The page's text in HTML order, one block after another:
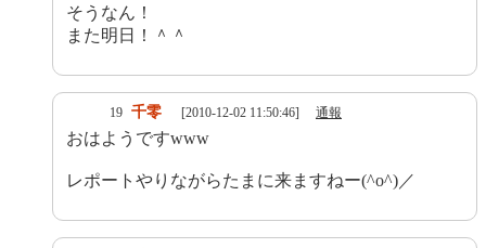
そうなん！
また明日！＾＾
19 千零 [2010-12-02 11:50:46] 通報
おはようですwww
レポートやりながらたまに来ますねー(^o^)／